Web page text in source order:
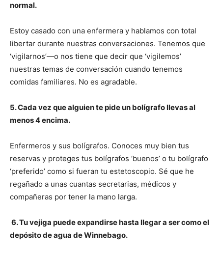
normal.
Estoy casado con una enfermera y hablamos con total
libertar durante nuestras conversaciones. Tenemos que
‘vigilarnos’—o nos tiene que decir que ‘vigilemos’
nuestras temas de conversación cuando tenemos
comidas familiares. No es agradable.
5. Cada vez que alguien te pide un bolígrafo llevas al
menos 4 encima.
Enfermeros y sus bolígrafos. Conoces muy bien tus
reservas y proteges tus bolígrafos ‘buenos’ o tu bolígrafo
‘preferido’ como si fueran tu estetoscopio. Sé que he
regañado a unas cuantas secretarias, médicos y
compañeras por tener la mano larga.
6. Tu vejiga puede expandirse hasta llegar a ser como el
depósito de agua de Winnebago.